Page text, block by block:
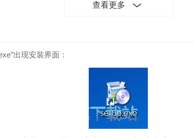
查看更多
出现安装界面：